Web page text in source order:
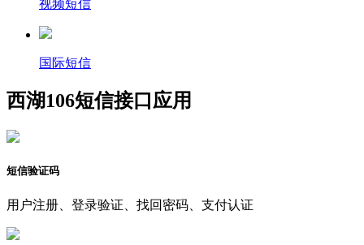
视频短信
国际短信
西湖106短信接口应用
短信验证码
用户注册、登录验证、找回密码、支付认证